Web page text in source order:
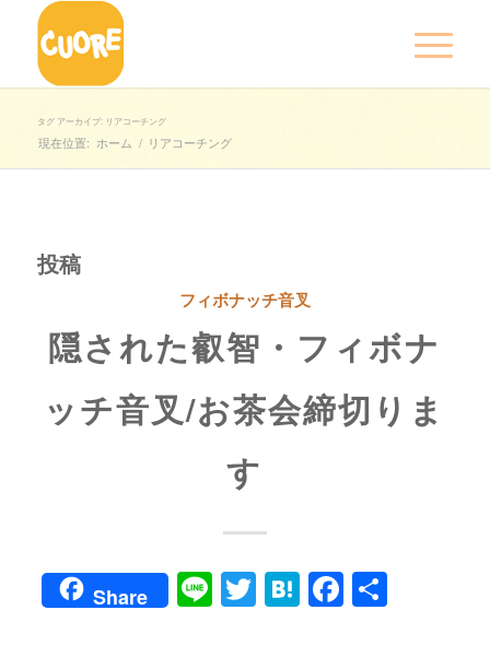
タグ アーカイブ: リアコーチング
現在位置: ホーム / リアコーチング
投稿
フィボナッチ音叉
隠された叡智・フィボナ
ッチ音叉/お茶会締切りま
す
Share LineTwitter
Hatena共